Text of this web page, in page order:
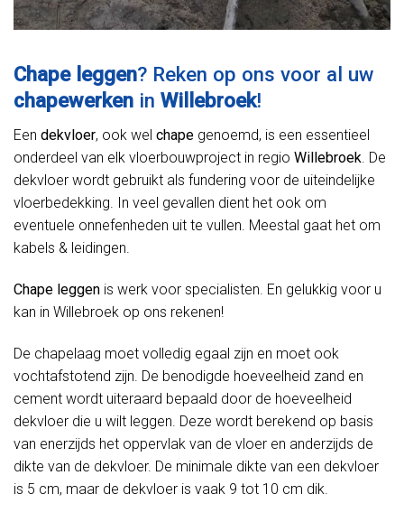
Chape leggen? Reken op ons voor al uw
chapewerken in Willebroek!
Een dekvloer, ook wel chape genoemd, is een essentieel
onderdeel van elk vloerbouwproject in regio Willebroek. De
dekvloer wordt gebruikt als fundering voor de uiteindelijke
vloerbedekking. In veel gevallen dient het ook om
eventuele onnefenheden uit te vullen. Meestal gaat het om
kabels & leidingen.
Chape leggen is werk voor specialisten. En gelukkig voor u
kan in Willebroek op ons rekenen!
De chapelaag moet volledig egaal zijn en moet ook
vochtafstotend zijn. De benodigde hoeveelheid zand en
cement wordt uiteraard bepaald door de hoeveelheid
dekvloer die u wilt leggen. Deze wordt berekend op basis
van enerzijds het oppervlak van de vloer en anderzijds de
dikte van de dekvloer. De minimale dikte van een dekvloer
is 5 cm, maar de dekvloer is vaak 9 tot 10 cm dik.